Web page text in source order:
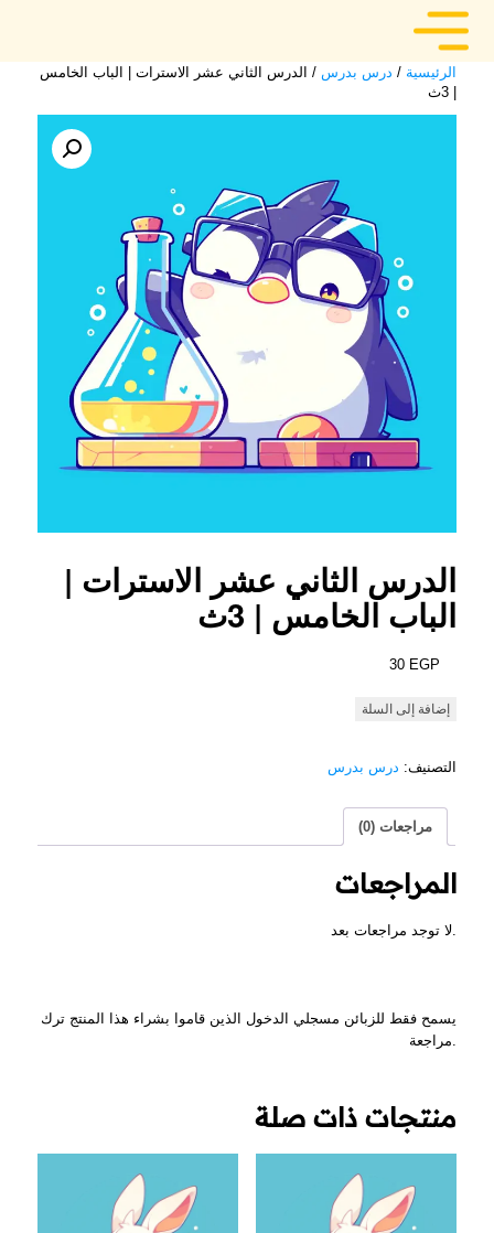
الرئيسية / درس بدرس / الدرس الثاني عشر الاسترات | الباب الخامس
| 3ث
الدرس الثاني عشر الاسترات |
الباب الخامس | 3ث
30 EGP
عشر
إضافة إلى السلة
التصنيف: درس بدرس
مراجعات (0)
المراجعات
لا توجد مراجعات بعد.
يسمح فقط للزبائن مسجلي الدخول الذين قاموا بشراء هذا المنتج ترك
مراجعة.
منتجات ذات صلة